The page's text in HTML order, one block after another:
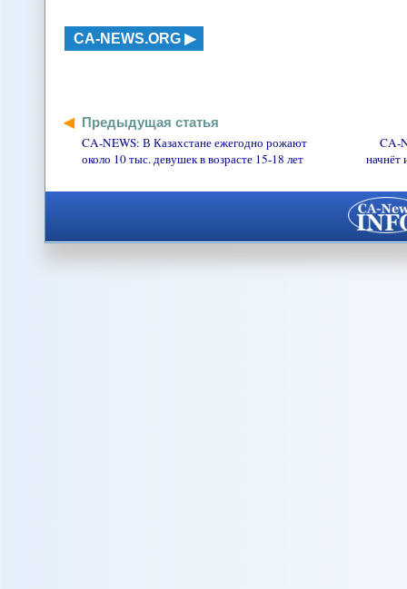
CA-NEWS.ORG
Предыдущая статья
CA-NEWS: В Казахстане ежегодно рожают
около 10 тыс. девушек в возрасте 15-18 лет
CA-
начнёт